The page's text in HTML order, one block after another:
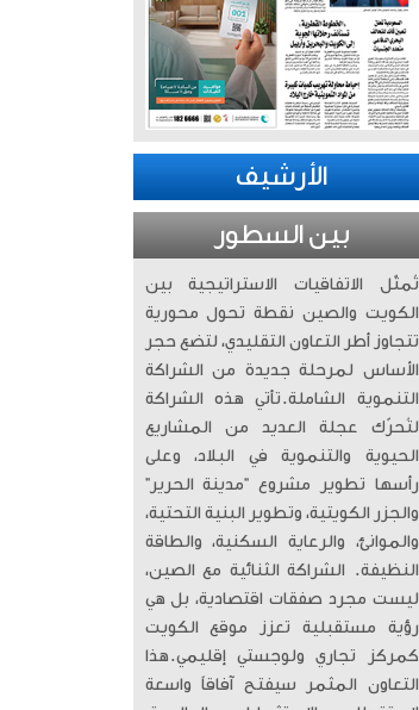
الأرشيف
بين السطور
تُمثّل الاتفاقيات الاستراتيجية بين
الكويت والصين نقطة تحول محورية
تتجاوز أطر التعاون التقليدي، لتضع حجر
الأساس لمرحلة جديدة من الشراكة
التنموية الشاملة. ​تأتي هذه الشراكة
لتُحرّك عجلة العديد من المشاريع
الحيوية والتنموية في البلاد، وعلى
رأسها تطوير مشروع “مدينة الحرير”
والجزر الكويتية، وتطوير البنية التحتية،
والموانئ، والرعاية السكنية، والطاقة
النظيفة. الشراكة الثنائية مع الصين،
ليست مجرد صفقات اقتصادية، بل هي
رؤية مستقبلية تعزز موقع الكويت
كمركز تجاري ولوجستي إقليمي. ​هذا
التعاون المثمر سيفتح آفاقاً واسعة